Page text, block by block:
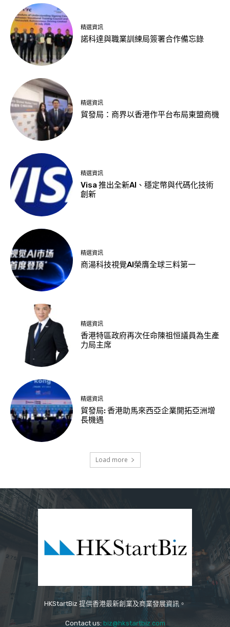
精選資訊
諾科達與職業訓練局簽署合作備忘錄
精選資訊
貿發局：商界以香港作平台布局東盟商機
精選資訊
Visa 推出全新AI、穩定幣與代碼化技術
創新
精選資訊
商湯科技視覺AI榮膺全球三料第一
精選資訊
香港特區政府再次任命陳祖恒議員為生產
力局主席
精選資訊
貿發局: 香港助馬來西亞企業開拓亞洲增
長機遇
Load more
HKStartBiz 提供香港最新創業及商業發展資訊。
Contact us: biz@hkstartbiz.com